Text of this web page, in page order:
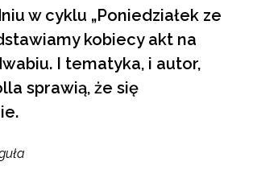
w cyklu „Poniedziałek ze
kobiecy akt na
I tematyka, i autor,
sprawią, że się